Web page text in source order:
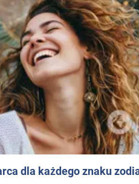
dla każdego znaku